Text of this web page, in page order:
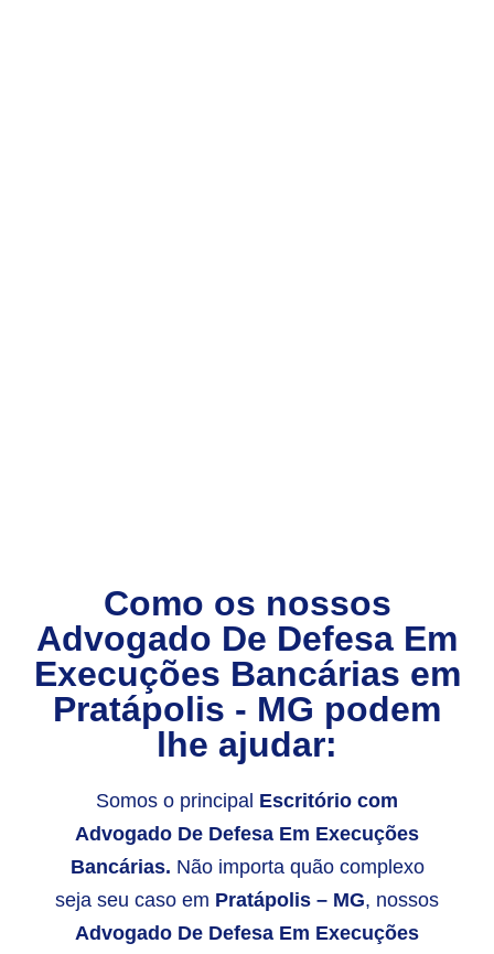
Como os nossos
Advogado De Defesa Em
Execuções Bancárias em
Pratápolis - MG podem
lhe ajudar:
Somos o principal Escritório com
Advogado De Defesa Em Execuções
Bancárias. Não importa quão complexo
seja seu caso em Pratápolis – MG, nossos
Advogado De Defesa Em Execuções